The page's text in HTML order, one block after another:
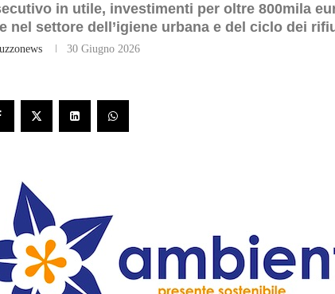
in utile, investimenti per oltre 800mila
nel settore dell’igiene urbana e del ciclo dei
30 Giugno 2026